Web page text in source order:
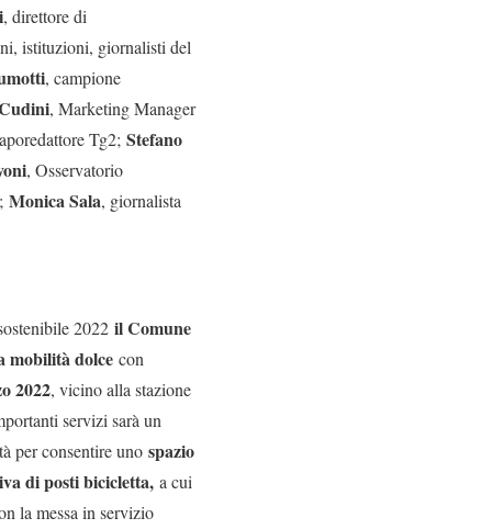
, direttore di
istituzioni, giornalisti del
, campione
, Marketing Manager
Tg2; Stefano
, Osservatorio
Monica Sala, giornalista
2022 il Comune
mobilità dolce con
2022, vicino alla stazione
servizi sarà un
per consentire uno spazio
di posti bicicletta, a cui
la messa in servizio